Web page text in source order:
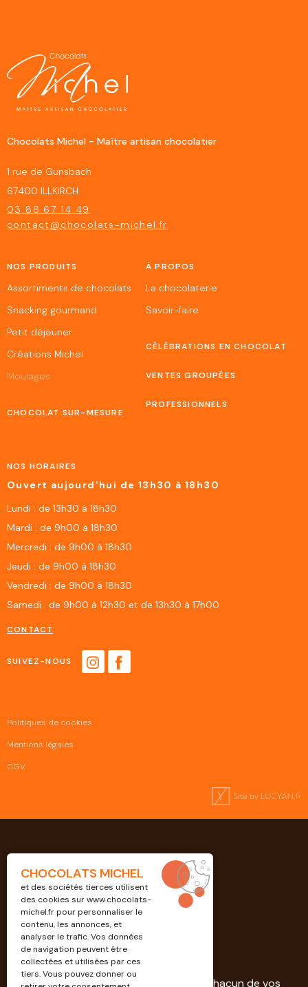
Professionnels
Découvrez nos solutions dédiées à chacun de vos
Chocolats Michel - Maître artisan chocolatier
1 rue de Gunsbach
67400 ILLKIRCH
03 88 67 14 49
contact@chocolats-michel.fr
NOS PRODUITS
Assortiments de chocolats
Snacking gourmand
Petit déjeuner
Créations Michel
Moulages
CHOCOLAT SUR-MESURE
À PROPOS
La chocolaterie
Savoir-faire
CÉLÉBRATIONS EN CHOCOLAT
VENTES GROUPÉES
PROFESSIONNELS
NOS HORAIRES
Ouvert aujourd'hui de 13h30 à 18h30
Lundi : de 13h30 à 18h30
Mardi : de 9h00 à 18h30
Mercredi : de 9h00 à 18h30
Jeudi : de 9h00 à 18h30
Vendredi : de 9h00 à 18h30
Samedi : de 9h00 à 12h30 et de 13h30 à 17h00
CONTACT
SUIVEZ-NOUS
Politiques de cookies
Mentions légales
CGV
CHOCOLATS MICHEL
et des sociétés tierces utilisent
des cookies surwww.chocolats-
michel.frpour personnaliser le
contenu, les annonces, et
analyser le trafic. Vos données
de navigation peuvent être
collectées et utilisées par ces
tiers. Vous pouvez donner ou